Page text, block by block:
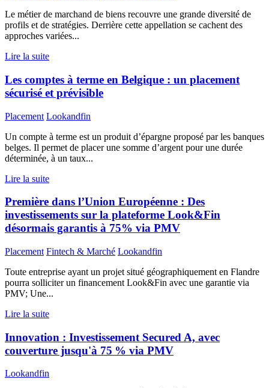
Le métier de marchand de biens recouvre une grande diversité de
profils et de stratégies. Derrière cette appellation se cachent des
approches variées...
Lire la suite
Les comptes à terme en Belgique : un placement
sécurisé et prévisible
Placement Lookandfin
Un compte à terme est un produit d’épargne proposé par les banques
belges. Il permet de placer une somme d’argent pour une durée
déterminée, à un taux...
Lire la suite
Première dans l’Union Européenne : Des
investissements sur la plateforme Look&Fin
désormais garantis à 75% via PMV
Placement Fintech & Marché Lookandfin
Toute entreprise ayant un projet situé géographiquement en Flandre
pourra solliciter un financement Look&Fin avec une garantie via
PMV; Une...
Lire la suite
Innovation : Investissement Secured A, avec
couverture jusqu'à 75 % via PMV
Lookandfin